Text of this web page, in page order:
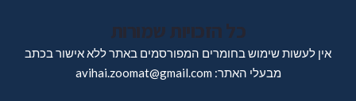
כל הזכויות שמורות
אין לעשות שימוש בחומרים המפורסמים באתר ללא אישור בכתב
מבעלי האתר: avihai.zoomat@gmail.com